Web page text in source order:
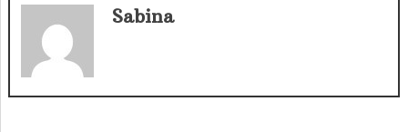
Sabina